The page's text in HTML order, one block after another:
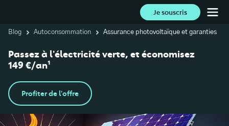
Je souscris
Blog Autoconsommation Assurance photovoltaïque et garanties
Passez à l'électricité verte, et économisez
149 €/an¹
Profiter de l'offre